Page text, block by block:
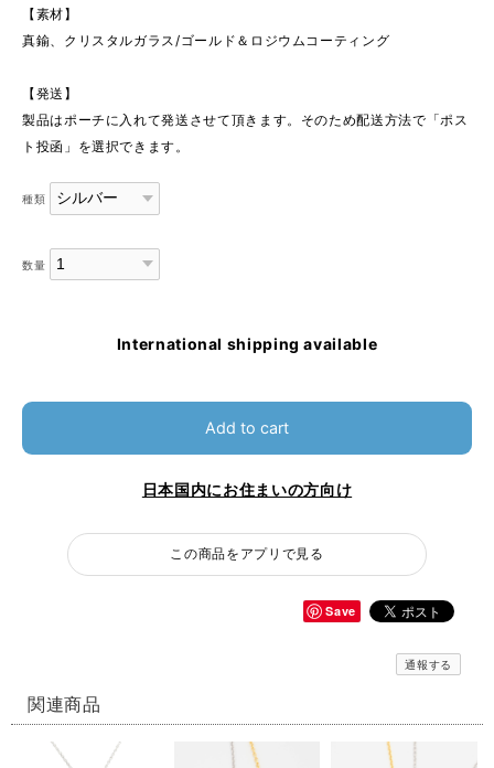
【素材】
真鍮、クリスタルガラス/ゴールド＆ロジウムコーティング
【発送】
製品はポーチに入れて発送させて頂きます。そのため配送方法で「ポス
ト投函」を選択できます。
種類
数量
International shipping available
Add to cart
日本国内にお住まいの方向け
この商品をアプリで見る
Save
通報する
関連商品